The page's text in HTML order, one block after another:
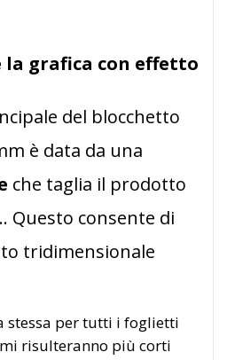
la grafica con effetto
del blocchetto
è data da una
che taglia il prodotto
Questo consente di
tridimensionale
stessa per tutti i foglietti
risulteranno più corti